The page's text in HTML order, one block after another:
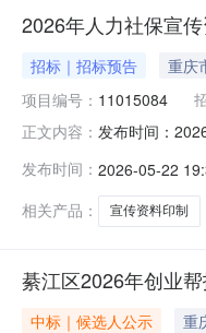
2026年人力社保宣
招标｜招标预告 重庆
项目编号： 11015084
正文内容： 发布时间：
发布时间： 2026-05-22
相关产品：
宣传资料印制
綦江区2026年创业
中标｜候选人公示 重